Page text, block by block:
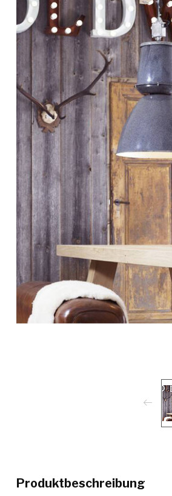
Produktbeschreibung